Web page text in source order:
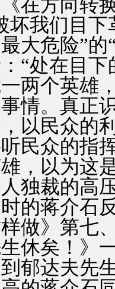
在方向转
坏我们目
大危险”
“处在目
两个英雄
情。真正
以民众的
民众的指
，以为这
独裁的高
的蒋介石
做》第七
生休矣！》
郁达夫先